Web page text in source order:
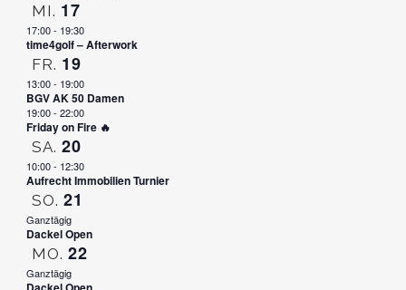
MI. 17
17:00- 19:30
time4golf – Afterwork
FR. 19
13:00- 19:00
BGV AK 50 Damen
19:00- 22:00
Friday on Fire 🔥
SA. 20
10:00- 12:30
Aufrecht Immobilien Turnier
SO. 21
Ganztägig
Dackel Open
MO. 22
Ganztägig